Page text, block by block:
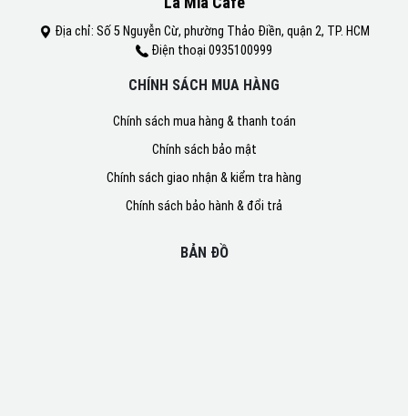
Địa chỉ: Số 5 Nguyễn Cừ, phường Thảo Điền, quận 2, TP. HCM
Điện thoại 0935100999
CHÍNH SÁCH MUA HÀNG
Chính sách mua hàng & thanh toán
Chính sách bảo mật
Chính sách giao nhận & kiểm tra hàng
Chính sách bảo hành & đổi trả
BẢN ĐỒ